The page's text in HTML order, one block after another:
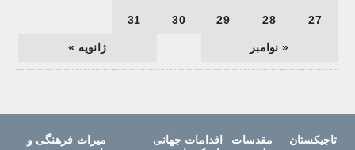
« نوامبر ژانویه »
27
28
29
30
31
تاجیکستان
مقدسات
اقدامات جهانی
میراث فرهنگی و